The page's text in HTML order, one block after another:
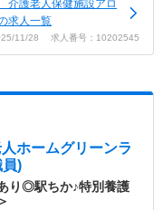
介護老人保健施設アロ
求人一覧
11/28 求人番号：10202545
ホームグリーンラ
)
り◎駅ちか♪特別養護